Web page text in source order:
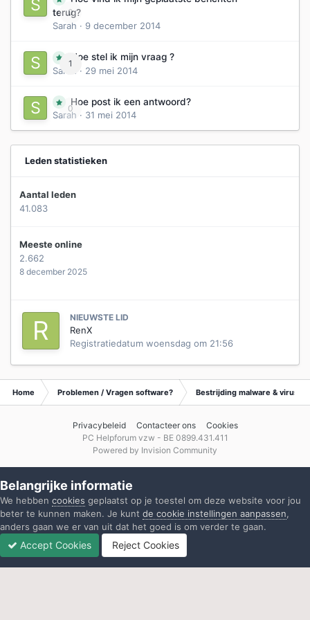
0
terug?
Sarah · 9 december 2014
1
Hoe stel ik mijn vraag ?
Sarah
· 29 mei 2014
0
Hoe post ik een antwoord?
Sarah · 31 mei 2014
Leden statistieken
Aantal leden
41.083
Meeste online
2.662
8 december 2025
NIEUWSTE LID
RenX
Registratiedatum woensdag om 21:56
Home Problemen / Vragen software? Bestrijding malware &
Privacybeleid Contacteer ons
Cookies
PC Helpforum vzw - BE 0899.431.411
Powered by Invision Community
Belangrijke informatie
We hebben cookies geplaatst op je toestel om deze website voor jou
beter te kunnen maken. Je kunt de cookie instellingen aanpassen,
anders gaan we er van uit dat het goed is om verder te gaan.
Accept Cookies Reject Cookies
Ongelezen